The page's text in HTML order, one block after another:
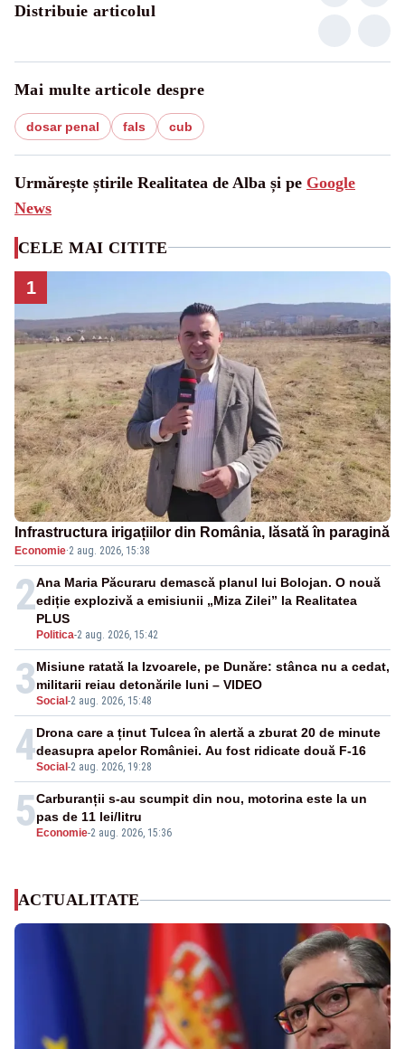
Distribuie articolul
Mai multe articole despre
dosar penal fals cub
Urmărește știrile Realitatea de Alba și pe Google
News
CELE MAI CITITE
1
Infrastructura irigațiilor din România, lăsată în paragină
Economie·2 aug. 2026, 15:38
2
Politica-2 aug. 2026, 15:42
Ana Maria Păcuraru demască planul lui Bolojan. O nouă
ediție explozivă a emisiunii „Miza Zilei” la Realitatea
PLUS
3Social -2 aug. 2026, 15:48
Misiune ratată la Izvoarele, pe Dunăre: stânca nu a cedat,
militarii reiau detonările luni – VIDEO
4Social -2 aug. 2026, 19:28
Drona care a ținut Tulcea în alertă a zburat 20 de minute
deasupra apelor României. Au fost ridicate două F-16
5 Economie-2 aug. 2026, 15:36
Carburanții s-au scumpit din nou, motorina este la un
pas de 11 lei/litru
ACTUALITATE